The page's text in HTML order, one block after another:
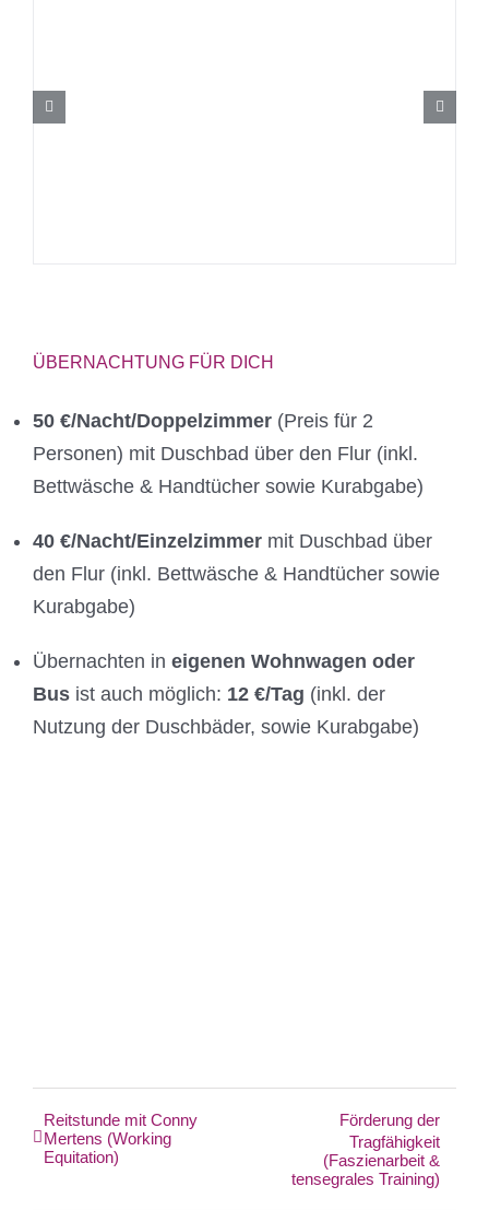
ÜBERNACHTUNG FÜR DICH
50 €/Nacht/Doppelzimmer(Preis für 2
Personen) mit Duschbad über den Flur (inkl.
Bettwäsche & Handtücher sowie Kurabgabe)
40 €/Nacht/Einzelzimmermit Duschbad über
den Flur (inkl. Bettwäsche & Handtücher sowie
Kurabgabe)
Übernachten in eigenen Wohnwagen oder
Busist auch möglich: 12 €/Tag (inkl. der
Nutzung der Duschbäder, sowie Kurabgabe)
Reitstunde mit Conny
Mertens (Working
Equitation)
Förderung der
Tragfähigkeit
(Faszienarbeit &
tensegrales Training)